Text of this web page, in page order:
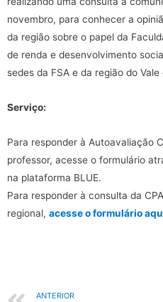
novembro, para conhecer a
da região sobre o papel da
de renda e desenvolvimento
sedes da FSA e da região do Vale
Serviço:
Para responder à Autoavaliação
professor, acesse o formulário
na plataforma BLUE.
Para responder à consulta da
regional, acesse o formulário
ANTERIOR